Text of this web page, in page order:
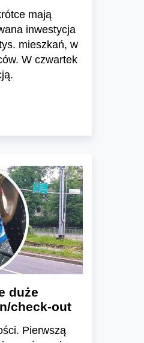
mają
inwestycja
mieszkań, w
W czwartek
duże
check-out
Pierwszą